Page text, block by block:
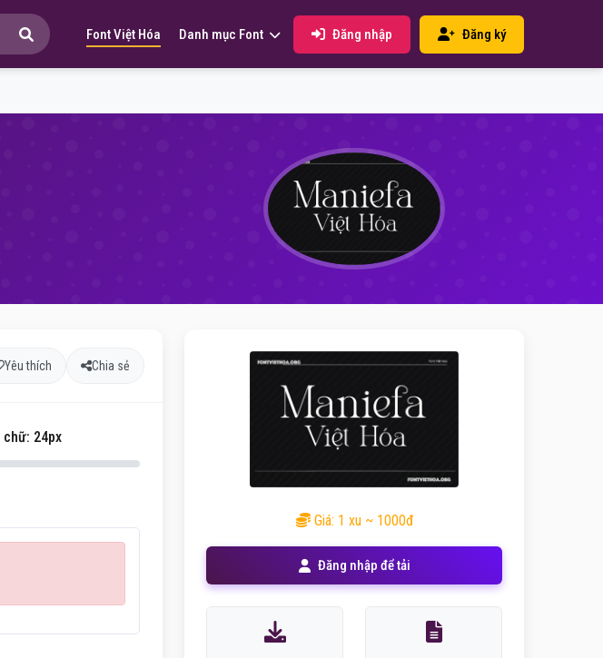
Font Việt Hóa Danh mục Font Đăng nhập Đăng ký
Yêu thích Chia sẻ
chữ: 24px
Giá: 1 xu ~ 1000đ
Đăng nhập để tải